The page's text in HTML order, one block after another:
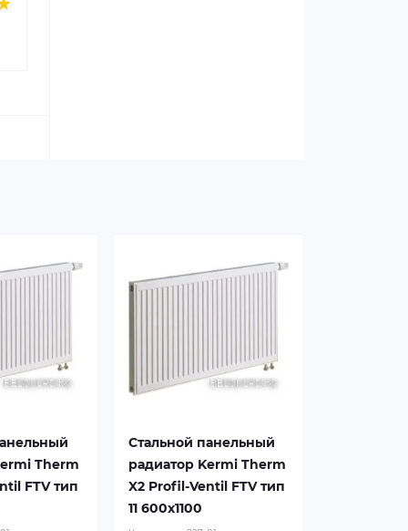
Therm
FTV тип
Стальной панельный
радиатор Kermi Therm
X2 Profil-Ventil FTV тип
11 600x1100